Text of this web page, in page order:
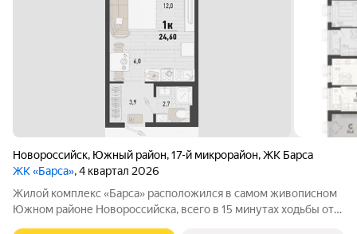
Новороссийск, Южный район,17-й микрорайон,ЖК Барса
ЖК «Барса», 4 квартал 2026
Жилой комплекс «Барса» расположился в самом живописном
Южном районе Новороссийска, всего в 15 минутах ходьбы от